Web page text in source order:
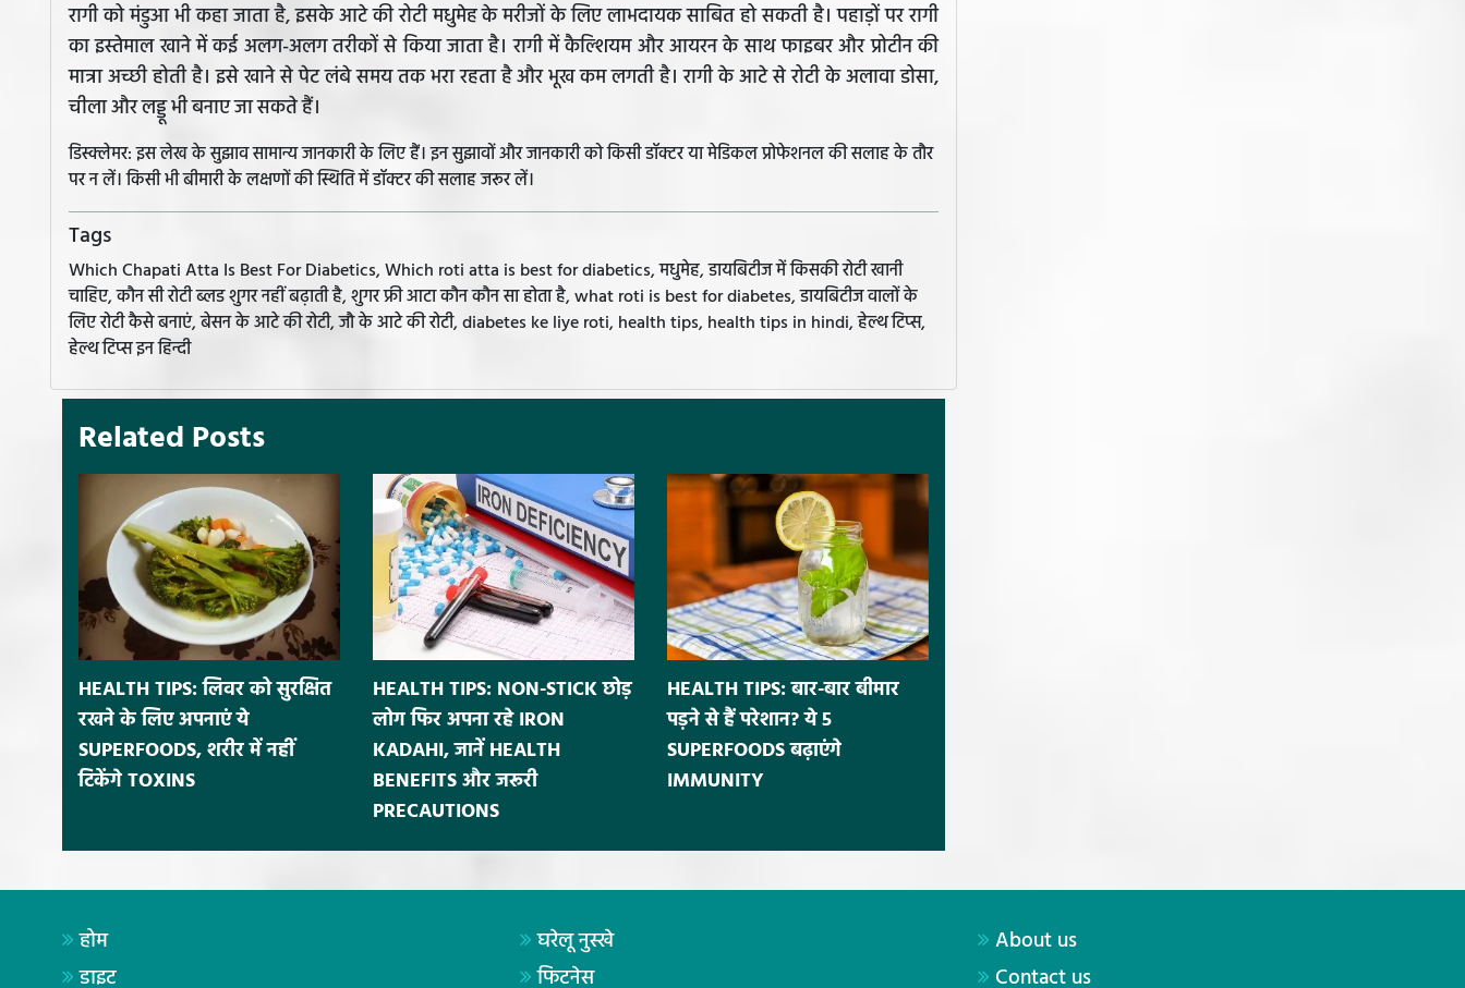
रागी को मंडुआ भी कहा जाता है, इसके आटे की रोटी मधुमेह के मरीजों के लिए लाभदायक साबित हो सकती है। पहाड़ों पर रागी
का इस्तेमाल खाने में कई अलग-अलग तरीकों से किया जाता है। रागी में कैल्शियम और आयरन के साथ फाइबर और प्रोटीन की
मात्रा अच्छी होती है। इसे खाने से पेट लंबे समय तक भरा रहता है और भूख कम लगती है। रागी के आटे से रोटी के अलावा डोसा,
चीला और लड्डू भी बनाए जा सकते हैं।
डिस्क्लेमर: इस लेख के सुझाव सामान्य जानकारी के लिए हैं। इन सुझावों और जानकारी को किसी डॉक्टर या मेडिकल प्रोफेशनल की सलाह के तौर
पर न लें। किसी भी बीमारी के लक्षणों की स्थिति में डॉक्टर की सलाह जरूर लें।
Tags
Which Chapati Atta Is Best For Diabetics, Which roti atta is best for diabetics, मधुमेह, डायबिटीज में किसकी रोटी खानी
चाहिए, कौन सी रोटी ब्लड शुगर नहीं बढ़ाती है, शुगर फ्री आटा कौन कौन सा होता है, what roti is best for diabetes, डायबिटीज वालों के
लिए रोटी कैसे बनाएं, बेसन के आटे की रोटी, जौ के आटे की रोटी, diabetes ke liye roti, health tips, health tips in hindi, हेल्थ टिप्स,
हेल्थ टिप्स इन हिन्दी
Related Posts
HEALTH TIPS: लिवर को सुरक्षित
रखने के लिए अपनाएं ये
SUPERFOODS, शरीर में नहीं
टिकेंगे TOXINS
HEALTH TIPS: NON-STICK छोड़
लोग फिर अपना रहे IRON
KADAHI, जानें HEALTH
BENEFITS और जरूरी
PRECAUTIONS
HEALTH TIPS: बार-बार बीमार
पड़ने से हैं परेशान? ये 5
SUPERFOODS बढ़ाएंगे
IMMUNITY
होम
डाइट
घरेलू नुस्खे
फिटनेस
About us
Contact us